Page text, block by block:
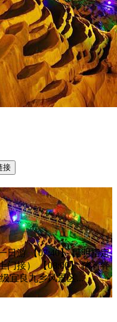
接
日游 【07:40】 昆明指定
门接） 【08:00】 踏着春
宜良九乡风景区...